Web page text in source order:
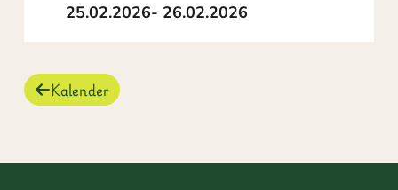
25.02.2026- 26.02.2026
Kalender